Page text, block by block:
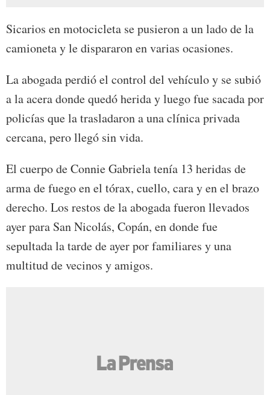
Sicarios en motocicleta se pusieron a un lado de la
camioneta y le dispararon en varias ocasiones.
La abogada perdió el control del vehículo y se subió
a la acera donde quedó herida y luego fue sacada por
policías que la trasladaron a una clínica privada
cercana, pero llegó sin vida.
El cuerpo de Connie Gabriela tenía 13 heridas de
arma de fuego en el tórax, cuello, cara y en el brazo
derecho. Los restos de la abogada fueron llevados
ayer para San Nicolás, Copán, en donde fue
sepultada la tarde de ayer por familiares y una
multitud de vecinos y amigos.